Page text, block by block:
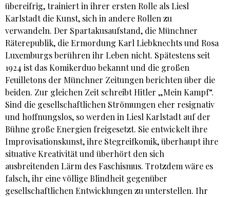
übereifrig, trainiert in ihrer ersten Rolle als Liesl
Karlstadt die Kunst, sich in andere Rollen zu
verwandeln. Der Spartakusaufstand, die Münchner
Räterepublik, die Ermordung Karl Liebknechts und Rosa
Luxemburgs berühren ihr Leben nicht. Spätestens seit
1924 ist das Komikerduo bekannt und die großen
Feuilletons der Münchner Zeitungen berichten über die
beiden. Zur gleichen Zeit schreibt Hitler „Mein Kampf“.
Sind die gesellschaftlichen Strömungen eher resignativ
und hoffnungslos, so werden in Liesl Karlstadt auf der
Bühne große Energien freigesetzt. Sie entwickelt ihre
Improvisationskunst, ihre Stegreifkomik, überhaupt ihre
situative Kreativität und überhört den sich
ausbreitenden Lärm des Faschismus. Trotzdem wäre es
falsch, ihr eine völlige Blindheit gegenüber
gesellschaftlichen Entwicklungen zu unterstellen. Ihr